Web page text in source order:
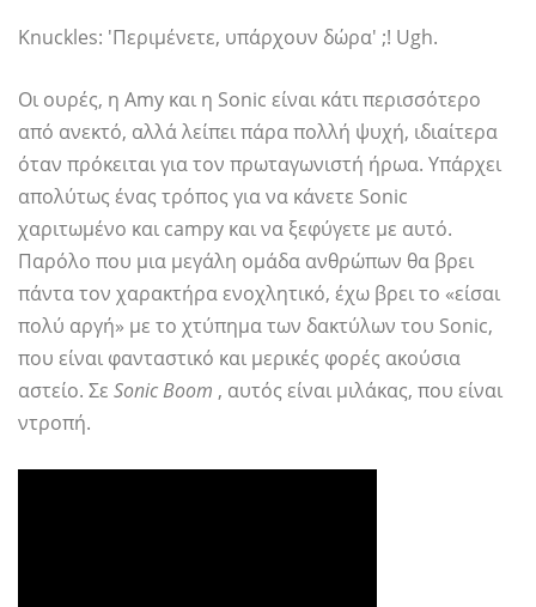
Knuckles: 'Περιμένετε, υπάρχουν δώρα' ;! Ugh.
Οι ουρές, η Amy και η Sonic είναι κάτι περισσότερο
από ανεκτό, αλλά λείπει πάρα πολλή ψυχή, ιδιαίτερα
όταν πρόκειται για τον πρωταγωνιστή ήρωα. Υπάρχει
απολύτως ένας τρόπος για να κάνετε Sonic
χαριτωμένο και campy και να ξεφύγετε με αυτό.
Παρόλο που μια μεγάλη ομάδα ανθρώπων θα βρει
πάντα τον χαρακτήρα ενοχλητικό, έχω βρει το «είσαι
πολύ αργή» με το χτύπημα των δακτύλων του Sonic,
που είναι φανταστικό και μερικές φορές ακούσια
αστείο. Σε Sonic Boom , αυτός είναι μιλάκας, που είναι
ντροπή.